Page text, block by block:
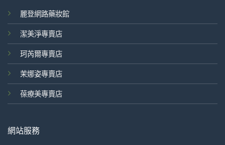
麗登網路藥妝館
潔美淨專賣店
珂芮爾專賣店
茉娜姿專賣店
葆療美專賣店
網站服務